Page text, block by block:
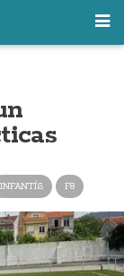
INFANTÍS F8